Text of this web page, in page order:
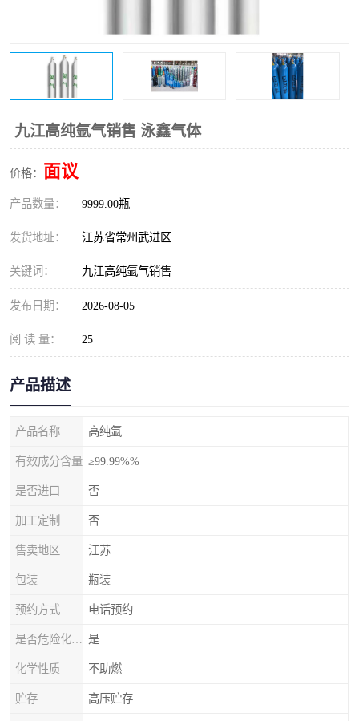
九江高纯氩气销售 泳鑫气体
价格： 面议
产品数量： 9999.00瓶
发货地址： 江苏省常州武进区
关键词： 九江高纯氩气销售
发布日期： 2026-08-05
阅 读 量： 25
产品描述
产品名称 高纯氩
有效成分含量 ≥99.99%%
是否进口 否
加工定制 否
售卖地区 江苏
包装 瓶装
预约方式 电话预约
是
化学性质 不助燃
贮存 高压贮存